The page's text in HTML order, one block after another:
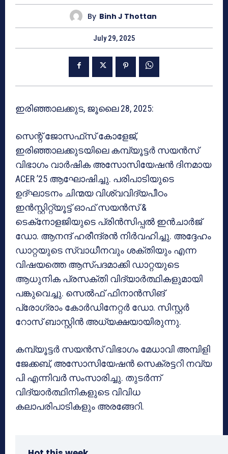
By Binh J Thottan
July 29, 2025
ഇരിഞ്ഞാലക്കുട, ജൂലൈ 28, 2025:
സെന്റ് ജോസഫ്‌സ് കോളേജ്,
ഇരിഞ്ഞാലക്കുടയിലെ കമ്പ്യൂട്ടർ സയൻസ്
വിഭാഗം വാർഷിക അസോസിയേഷൻ ദിനമായ
ACER ’25 ആഘോഷിച്ചു. പരിപാടിയുടെ
ഉദ്ഘാടനം ചിന്മയ വിശ്വവിദ്യപീഠം
ഇൻസ്റ്റിറ്റ്യൂട്ട് ഓഫ് സയൻസ് &
ടെക്‌നോളജിയുടെ പ്രിൻസിപ്പൽ ഇൻചാർജ്
ഡോ. ആനന്ദ് ഹരീന്ദ്രൻ നിർവഹിച്ചു. അദ്ദേഹം
ഡാറ്റയുടെ സ്വാധീനവും ശക്തിയും എന്ന
വിഷയത്തെ ആസ്പദമാക്കി ഡാറ്റയുടെ
ആധുനിക പ്രസക്തി വിദ്യാർത്ഥികളുമായി
പങ്കുവെച്ചു. സെൽഫ് ഫിനാൻസിങ്
പ്രോഗ്രാം കോർഡിനേറ്റർ ഡോ. സിസ്റ്റർ
റോസ് ബാസ്റ്റിൻ അധ്യക്ഷയായിരുന്നു.
കമ്പ്യൂട്ടർ സയൻസ് വിഭാഗം മേധാവി അമ്പിളി
ജേക്കബ്, അസോസിയേഷൻ സെക്രട്ടറി നവ്യ
പി എന്നിവർ സംസാരിച്ചു. തുടർന്ന്
വിദ്യാർത്ഥിനികളുടെ വിവിധ
കലാപരിപാടികളും അരങ്ങേറി.